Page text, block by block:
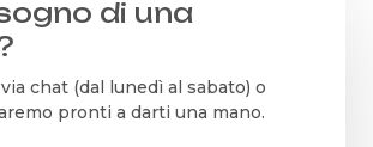
di una
chat (dal lunedì al sabato) o
pronti a darti una mano.